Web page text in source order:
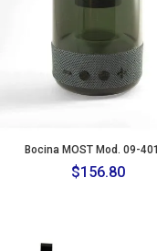
Bocina MOST Mod. 09-
$156.80